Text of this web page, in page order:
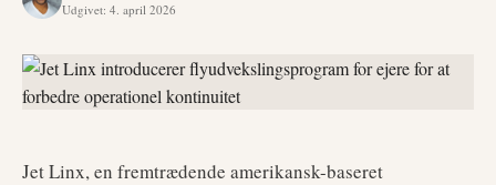
Udgivet: 4. april 2026
Jet Linx, en fremtrædende amerikansk-baseret